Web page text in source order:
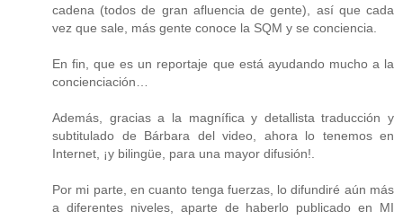
cadena (todos de gran afluencia de gente), así que cada
vez que sale, más gente conoce la SQM y se conciencia.
En fin, que es un reportaje que está ayudando mucho a la
concienciación…
Además, gracias a la magnífica y detallista traducción y
subtitulado de Bárbara del video, ahora lo tenemos en
Internet, ¡y bilingüe, para una mayor difusión!.
Por mi parte, en cuanto tenga fuerzas, lo difundiré aún más
a diferentes niveles, aparte de haberlo publicado en MI